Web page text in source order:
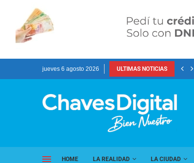
jueves 6 agosto 2026 ULTIMAS NOTICIAS
HOME LA REALIDAD LA CIUDAD